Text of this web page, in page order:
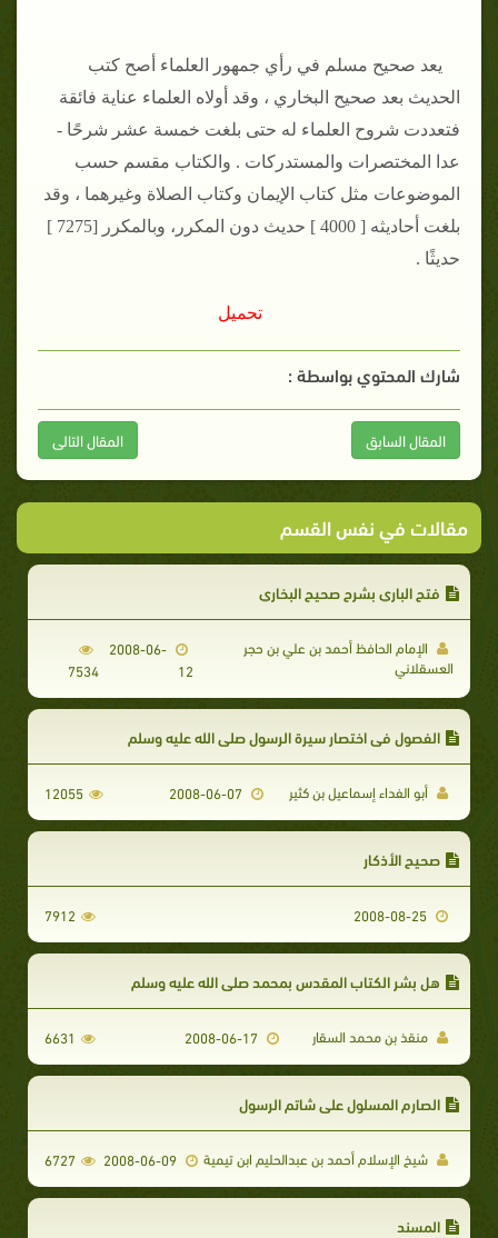
يعد صحيح مسلم في رأي جمهور العلماء أصح كتب
الحديث بعد صحيح البخاري ، وقد أولاه العلماء عناية فائقة
فتعددت شروح العلماء له حتى بلغت خمسة عشر شرحًا -
عدا المختصرات والمستدركات . والكتاب مقسم حسب
الموضوعات مثل كتاب الإيمان وكتاب الصلاة وغيرهما ، وقد
بلغت أحاديثه [ 4000 ] حديث دون المكرر، وبالمكرر [7275 ]
حديثًا .
تحميل
شارك المحتوي بواسطة :
المقال السابق المقال التالى
مقالات في نفس القسم
فتح الباري بشرح صحيح البخاري
الإمام الحافظ أحمد بن علي بن حجر
العسقلاني
2008-06-
12
7534
الفصول في اختصار سيرة الرسول صلى الله عليه وسلم
أبو الفداء إسماعيل بن كثير 12055
صحيح الأذكار
7912
هل بشر الكتاب المقدس بمحمد صلى الله عليه وسلم
منقذ بن محمد السقار 6631
الصارم المسلول على شاتم الرسول
شيخ الإسلام أحمد بن عبدالحليم ابن تيمية 2008-06-09
6727
المسند